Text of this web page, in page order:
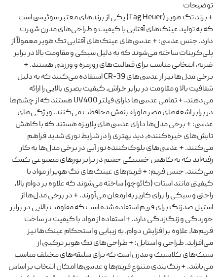
توضیحات
+ برند تگ هویر (Tag Heuer) یکی از برندهای معتبر سوئیسی است
که به تولید عینک‌های آفتابی با کیفیت و طراحی‌های مدرن شهرت
دارد. جنس عدسی: + عدسی‌های عینک‌های آفتابی تگ هویر معمولاً از
پلی‌کربنات ساخته می‌شوند که به دلیل سبکی و مقاومت بالا در برابر
ضربه، انتخابی مناسب برای فعالیت‌های روزمره و ورزشی هستند. +
برخی مدل‌ها نیز از عدسی‌های CR-39 استفاده می‌کنند که به دلیل
شفافیت بالا و مقاومت در برابر خراش، کیفیت بصری بالایی را ارائه
می‌دهند. + تمامی عدسی‌ها دارای فیلتر UV400 هستند که از چشم‌ها
در برابر اشعه‌های مضر ماوراء بنفش محافظت می‌کنند. ویژگی‌های
عدسی: + برخی مدل‌ها دارای عدسی‌های پلاریزه هستند که با کاهش
تابش‌های خیره‌کننده، دید بهتری را در شرایط نوری شدید فراهم
می‌کنند. + عدسی‌های بلوک‌کننده نور آبی در برخی مدل‌ها به کار
رفته‌اند که به کاهش خستگی چشم در برابر نورهای مصنوعی کمک
می‌کنند. جنس فریم: + فریم‌های عینک‌های تگ هویر از مواد با
کیفیتی مانند استات (کائوچو) ساخته می‌شوند که علاوه بر دوام بالا،
راحتی و سبکی را برای کاربر به ارمغان می‌آورند. + در برخی مدل‌ها از
استیل ضدزنگ برای فریم استفاده شده است که مقاومت بالایی در برابر
خوردگی و زنگ‌زدگی دارد. + استفاده از مواد با کیفیت در ساخت
فریم‌ها، علاوه بر افزایش دوام، به زیبایی و استحکام عینک‌ها نیز
می‌افزاید. طراحی و استایل: + طراحی‌های تگ هویر ترکیبی از
سبک‌های کلاسیک و مدرن است که برای سلیقه‌های مختلف مناسب
می‌باشد. + رنگ‌بندی متنوع فریم‌ها و عدسی‌ها امکان انتخاب بر اساس